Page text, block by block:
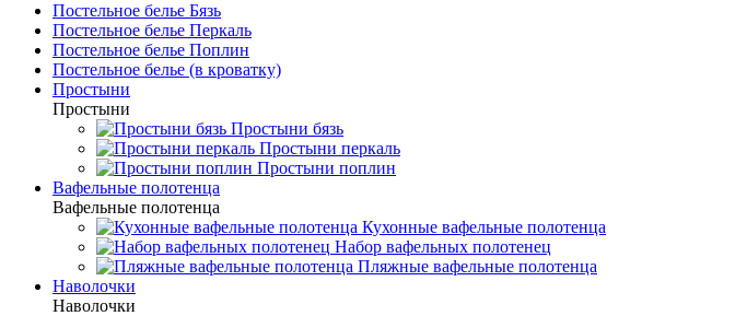
Постельное белье Бязь
Постельное белье Перкаль
Постельное белье Поплин
Постельное белье (в кроватку)
Простыни
Простыни
Простыни бязь
Простыни перкаль
Простыни поплин
Вафельные полотенца
Вафельные полотенца
Кухонные вафельные полотенца
Набор вафельных полотенец
Пляжные вафельные полотенца
Наволочки
Наволочки